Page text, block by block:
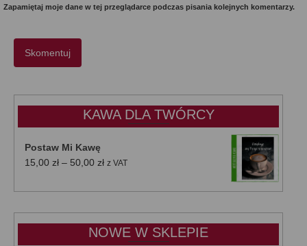
Zapamiętaj moje dane w tej przeglądarce podczas pisania kolejnych komentarzy.
KAWA DLA TWÓRCY
Postaw Mi Kawę
15,00 zł – 50,00 złZakres
od
do
50,00 zł
z VAT
NOWE W SKLEPIE